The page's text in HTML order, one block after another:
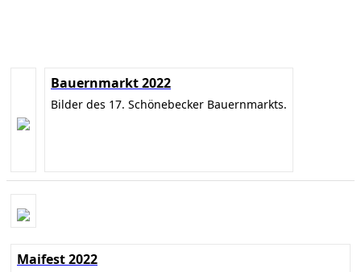
Bauernmarkt 2022
Bilder des 17. Schönebecker Bauernmarkts.
Maifest 2022